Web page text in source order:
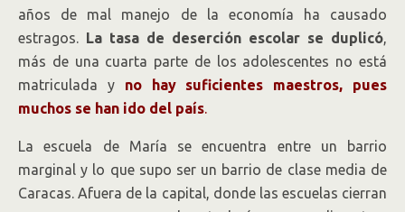
años de mal manejo de la economía ha causado
estragos. La tasa de deserción escolar se duplicó,
más de una cuarta parte de los adolescentes no está
matriculada y no hay suficientes maestros, pues
muchos se han ido del país.
La escuela de María se encuentra entre un barrio
marginal y lo que supo ser un barrio de clase media de
Caracas. Afuera de la capital, donde las escuelas cierran